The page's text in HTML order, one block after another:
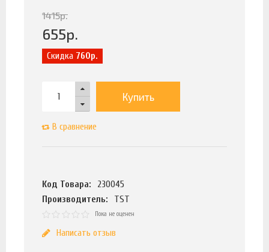
1415р.
655р.
Скидка 760р.
Купить
В сравнение
Код Товара:
230045
Производитель:
TST
Пока не оценен
Написать отзыв